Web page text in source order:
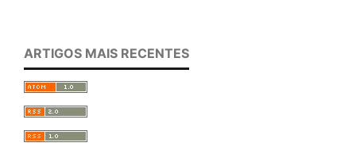
ARTIGOS MAIS RECENTES